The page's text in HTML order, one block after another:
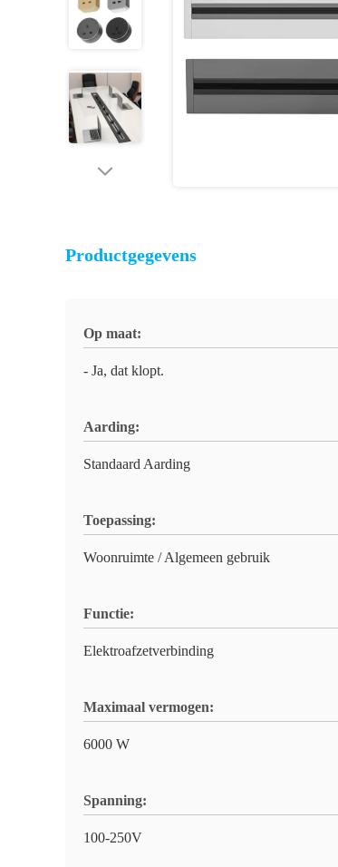
Productgegevens
Op maat:
- Ja, dat klopt.
Aarding:
Standaard Aarding
Toepassing:
Woonruimte / Algemeen gebruik
Functie:
Elektroafzetverbinding
Maximaal vermogen:
6000 W
Spanning:
100-250V